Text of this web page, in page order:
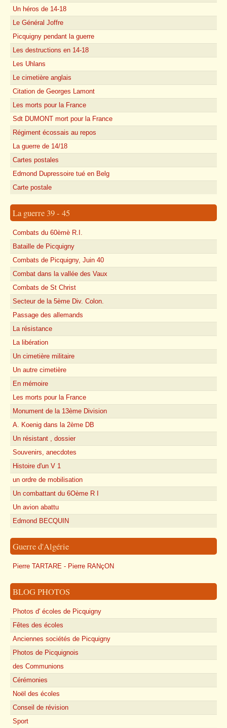
Un héros de 14-18
Le Général Joffre
Picquigny pendant la guerre
Les destructions en 14-18
Les Uhlans
Le cimetière anglais
Citation de Georges Lamont
Les morts pour la France
Sdt DUMONT mort pour la France
Régiment écossais au repos
La guerre de 14/18
Cartes postales
Edmond Dupressoire tué en Belg
Carte postale
La guerre 39 - 45
Combats du 60èmè R.I.
Bataille de Picquigny
Combats de Picquigny, Juin 40
Combat dans la vallée des Vaux
Combats de St Christ
Secteur de la 5ème Div. Colon.
Passage des allemands
La résistance
La libération
Un cimetière militaire
Un autre cimetière
En mémoire
Les morts pour la France
Monument de la 13ème Division
A. Koenig dans la 2ème DB
Un résistant , dossier
Souvenirs, anecdotes
Histoire d'un V 1
un ordre de mobilisation
Un combattant du 6Oème R I
Un avion abattu
Edmond BECQUIN
Guerre d'Algérie
Pierre TARTARE - Pierre RANçON
BLOG PHOTOS
Photos d' écoles de Picquigny
Fêtes des écoles
Anciennes sociétés de Picquigny
Photos de Picquignois
des Communions
Cérémonies
Noël des écoles
Conseil de révision
Sport